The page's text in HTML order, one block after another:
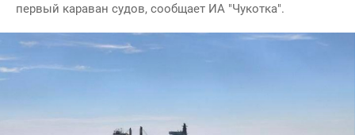
первый караван судов, сообщает ИА "Чукотка".